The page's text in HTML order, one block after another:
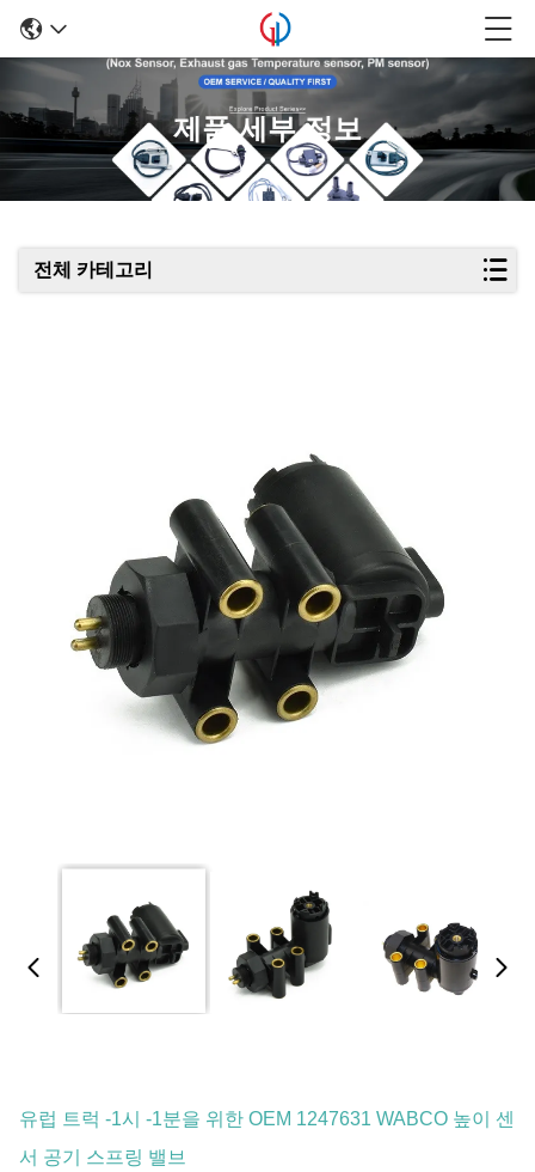
제품 세부 정보
전체 카테고리
유럽 트럭 -1시 -1분을 위한 OEM 1247631 WABCO 높이 센
서 공기 스프링 밸브